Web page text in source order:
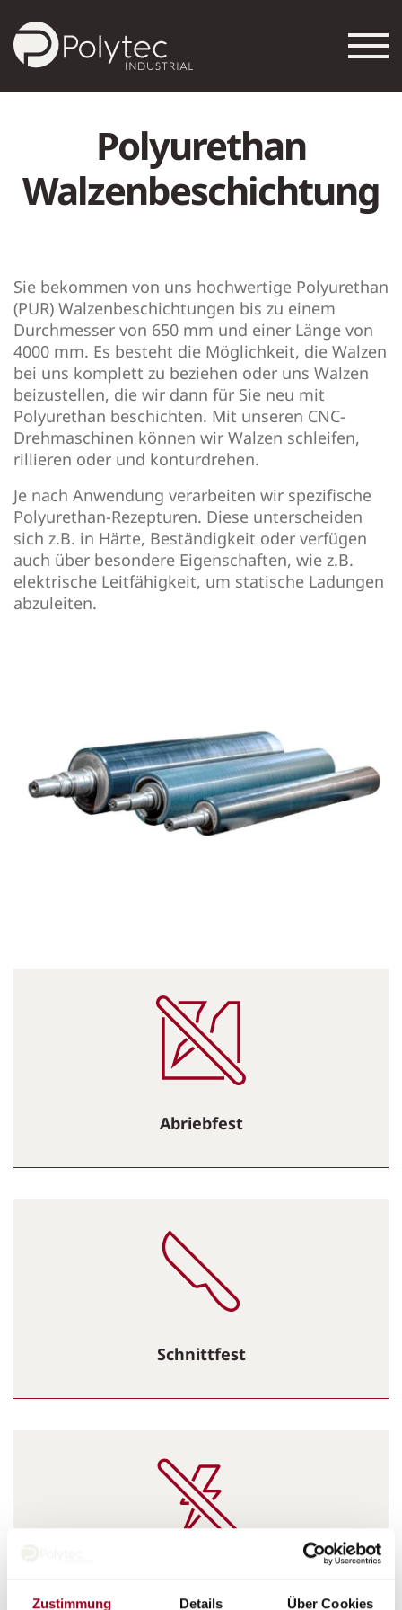
Zustimmung Details Über Cookies
Polyurethan
Walzenbeschichtung
Sie bekommen von uns hochwertige Polyurethan
(PUR) Walzenbeschichtungen bis zu einem
Durchmesser von 650 mm und einer Länge von
4000 mm. Es besteht die Möglichkeit, die Walzen
bei uns komplett zu beziehen oder uns Walzen
beizustellen, die wir dann für Sie neu mit
Polyurethan beschichten. Mit unseren CNC-
Drehmaschinen können wir Walzen schleifen,
rillieren oder und konturdrehen.
Je nach Anwendung verarbeiten wir spezifische
Polyurethan-Rezepturen. Diese unterscheiden
sich z.B. in Härte, Beständigkeit oder verfügen
auch über besondere Eigenschaften, wie z.B.
elektrische Leitfähigkeit, um statische Ladungen
abzuleiten.
Abriebfest
Schnittfest
Antistatisch & Leitfähig